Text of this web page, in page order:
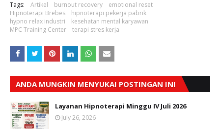
Tags: Artikel burnout recovery
emotional reset
Hipnoterapi Brebes
hipnoterapi pekerja pabrik
hypno relax industri
kesehatan mental karyawan
MPC Training Center
terapi stres kerja
ANDA MUNGKIN MENYUKAI POSTINGAN INI
Layanan Hipnoterapi Minggu IV Juli 2026
July 26, 2026